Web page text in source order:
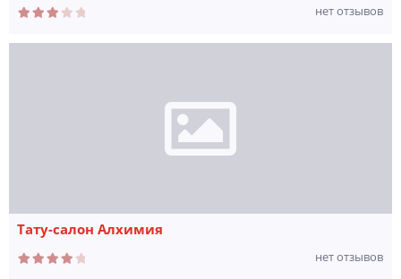
нет отзывов
Тату-салон Алхимия
нет отзывов